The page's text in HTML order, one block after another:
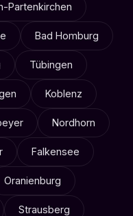
Partenkirchen
Bad Homburg
Tübingen
Koblenz
Nordhorn
Falkensee
Oranienburg
Strausberg